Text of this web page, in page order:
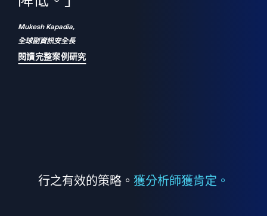
Mukesh Kapadia,
全球副資訊安全長
閱讀完整案例研究
行之有效的策略。 獲分析師獲肯定。